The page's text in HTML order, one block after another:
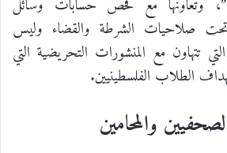
وتعاونها مع فحص حسابات وسائل
تحت صلاحيات الشرطة والقضاء وليس
تتهاون مع المنشورات التحريضية التي
الطلاب الفلسطينيين.
والمحامين